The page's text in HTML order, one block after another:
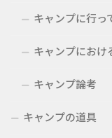
キャンプに行っ
キャンプにおけ
キャンプ論考
キャンプの道具